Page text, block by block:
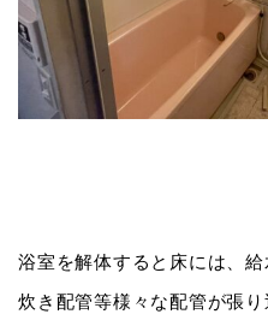
浴室を解体すると床には、
炊き配管等様々な配管が張り